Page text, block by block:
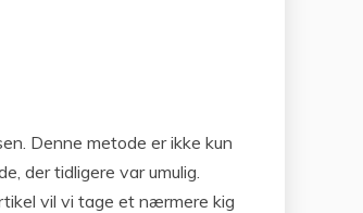
Denne metode er ikke kun
der tidligere var umulig.
vil vi tage et nærmere kig